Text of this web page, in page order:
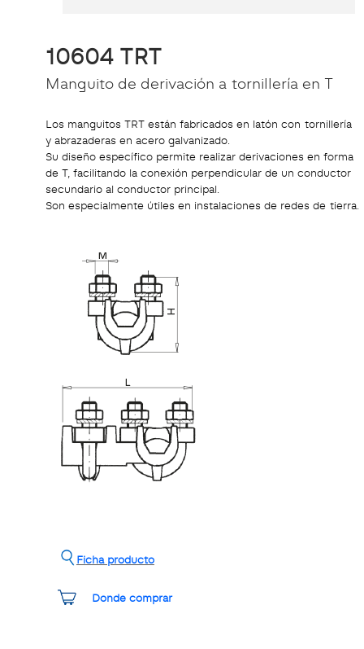
10604 TRT
Manguito de derivación a tornillería en T
Los manguitos TRT están fabricados en latón con tornillería
y abrazaderas en acero galvanizado.
Su diseño específico permite realizar derivaciones en forma
de T, facilitando la conexión perpendicular de un conductor
secundario al conductor principal.
Son especialmente útiles en instalaciones de redes de tierra.
Donde comprar
Ficha producto